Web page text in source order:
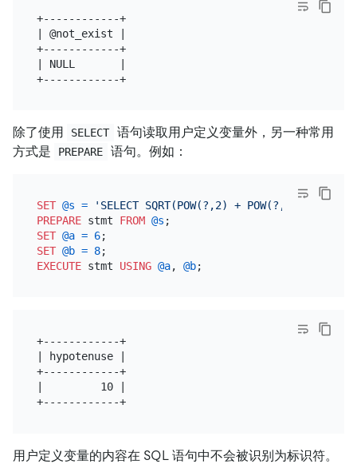
+------------+
| @not_exist |
+------------+
| NULL       |
+------------+
除了使用 SELECT 语句读取用户定义变量外，另一种常用
方式是
PREPARE 语句。例如：
SET @s =
'SELECT SQRT(POW(?,2) + POW(?,2)) AS
PREPARE stmt FROM @s
SET @a = 6
SET @b = 8
EXECUTE stmt USING @a, @b
+------------+
| hypotenuse |
+------------+
|         10 |
+------------+
用户定义变量的内容在 SQL 语句中不会被识别为标识符。